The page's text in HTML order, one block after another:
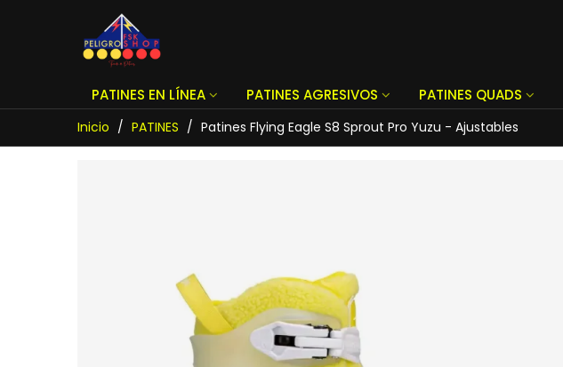
PATINES EN LÍNEA PATINES AGRESIVOS PATINES QUADS
Inicio / PATINES / Patines Flying Eagle S8 Sprout Pro Yuzu - Ajustables